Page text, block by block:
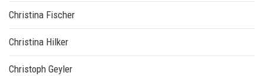
Christina Fischer
Christina Hilker
Christoph Geyler